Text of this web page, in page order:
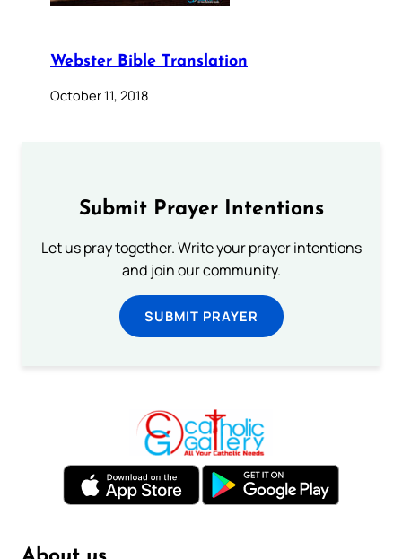
Webster Bible Translation
October 11, 2018
Submit Prayer Intentions
Let us pray together. Write your prayer intentions
and join our community.
SUBMIT PRAYER